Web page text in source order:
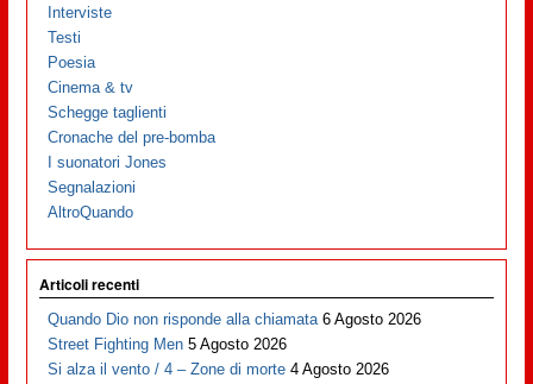
Interviste
Testi
Poesia
Cinema & tv
Schegge taglienti
Cronache del pre-bomba
I suonatori Jones
Segnalazioni
AltroQuando
Articoli recenti
Quando Dio non risponde alla chiamata 6 Agosto 2026
Street Fighting Men 5 Agosto 2026
Si alza il vento / 4 – Zone di morte 4 Agosto 2026